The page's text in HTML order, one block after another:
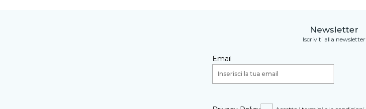
Newsletter
Iscriviti alla newsletter
Email